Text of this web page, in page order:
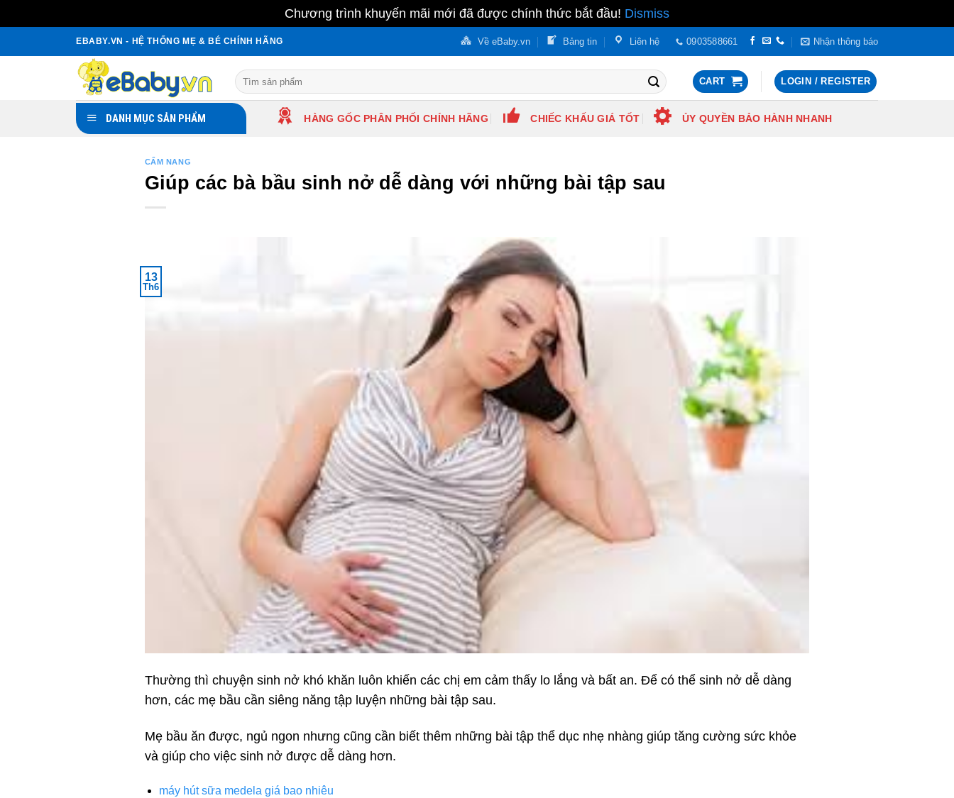
Chương trình khuyến mãi mới đã được chính thức bắt đầu! Dismiss
EBABY.VN - HỆ THỐNG MẸ & BÉ CHÍNH HÃNG Về eBaby.vn Bảng tin Liên hệ 0903588661 Nhận thông báo
Search
for:
CART LOGIN / REGISTER
DANH MỤC SẢN PHẨM HÀNG GỐC PHÂN PHỐI CHÍNH HÃNG CHIẾC KHẤU GIÁ TỐT ỦY QUYỀN BẢO HÀNH NHANH
CẨM NANG
Giúp các bà bầu sinh nở dễ dàng với những bài tập sau
13
Th6
Thường thì chuyện sinh nở khó khăn luôn khiến các chị em cảm thấy lo lắng và bất an. Để có thể sinh nở dễ dàng
hơn, các mẹ bầu cần siêng năng tập luyện những bài tập sau.
Mẹ bầu ăn được, ngủ ngon nhưng cũng cần biết thêm những bài tập thể dục nhẹ nhàng giúp tăng cường sức khỏe
và giúp cho việc sinh nở được dễ dàng hơn.
máy hút sữa medela giá bao nhiêu